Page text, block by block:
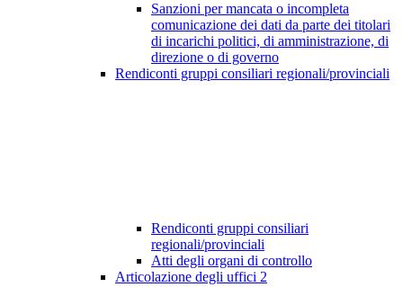
Sanzioni per mancata o incompleta
comunicazione dei dati da parte dei titolari
di incarichi politici, di amministrazione, di
direzione o di governo
Rendiconti gruppi consiliari regionali/provinciali
Rendiconti gruppi consiliari
regionali/provinciali
Atti degli organi di controllo
Articolazione degli uffici 2